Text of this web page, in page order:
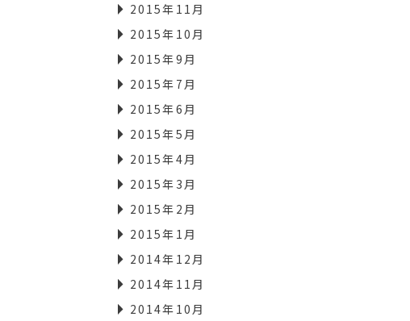
2015年11月
2015年10月
2015年9月
2015年7月
2015年6月
2015年5月
2015年4月
2015年3月
2015年2月
2015年1月
2014年12月
2014年11月
2014年10月